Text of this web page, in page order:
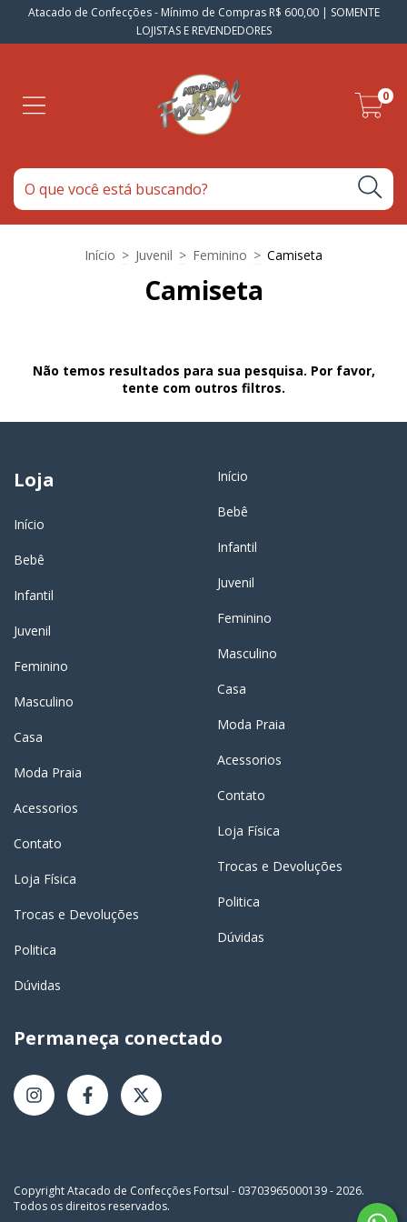
Atacado de Confecções - Mínimo de Compras R$ 600,00 | SOMENTE
LOJISTAS E REVENDEDORES
0
Início > Juvenil > Feminino > Camiseta
Camiseta
Não temos resultados para sua pesquisa. Por favor,
tente com outros filtros.
Loja
Início
Bebê
Infantil
Juvenil
Feminino
Masculino
Casa
Moda Praia
Acessorios
Contato
Loja Física
Trocas e Devoluções
Politica
Dúvidas
Início
Bebê
Infantil
Juvenil
Feminino
Masculino
Casa
Moda Praia
Acessorios
Contato
Loja Física
Trocas e Devoluções
Politica
Dúvidas
Permaneça conectado
Copyright Atacado de Confecções Fortsul - 03703965000139 - 2026.
Todos os direitos reservados.